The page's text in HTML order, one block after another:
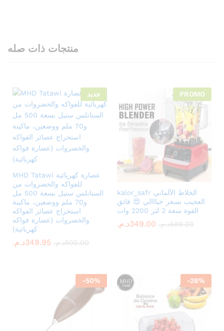
منتجات ذات صله
جديد
MHD Tatawi عصارة كهربائية
للفواكه والخضروات من
الستانلس ستيل بسعة 500 مل
و70 ملم ووضعين، ماكينة
استخراج عصائر الفواكه
والخضروات (عصارة فواكه
كهربائية)
349.95د.م. 500.00د.م.
PROMO
kalor_safr الخلاط الألماني
العجيب بسعر خيااالي 😍 فائق
القوة سعة 2 لتر 2200 وات
349.00د.م. 599.00د.م.
-50% -28%